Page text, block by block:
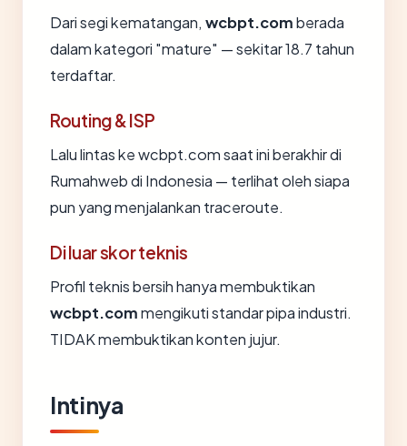
Dari segi kematangan, wcbpt.comberada
dalam kategori "mature" — sekitar 18.7 tahun
terdaftar.
Routing & ISP
Lalu lintas ke wcbpt.com saat ini berakhir di
Rumahweb di Indonesia — terlihat oleh siapa
pun yang menjalankan traceroute.
Di luar skor teknis
Profil teknis bersih hanya membuktikan
wcbpt.commengikuti standar pipa industri.
TIDAK membuktikan konten jujur.
Intinya